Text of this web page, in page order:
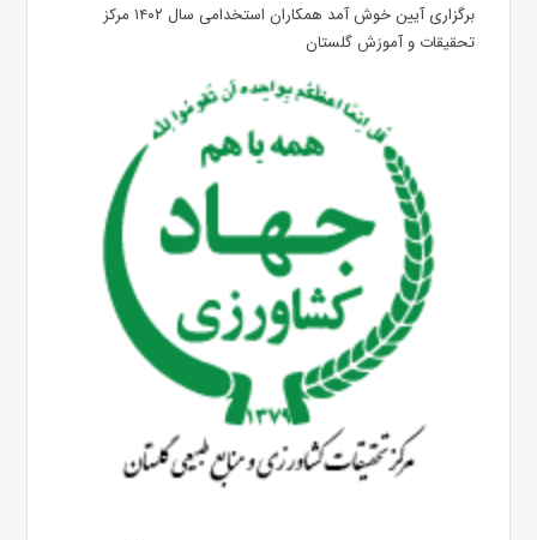
برگزاری آیین خوش آمد همکاران استخدامی سال ۱۴۰۲ مرکز
تحقیقات و آموزش گلستان